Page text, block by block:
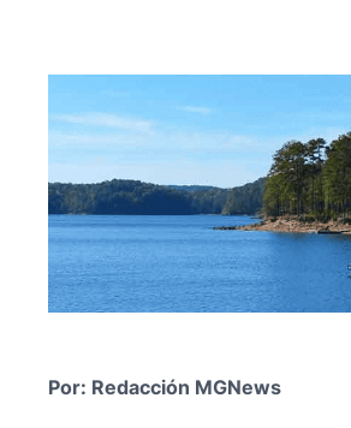
Por: Redacción MGNews